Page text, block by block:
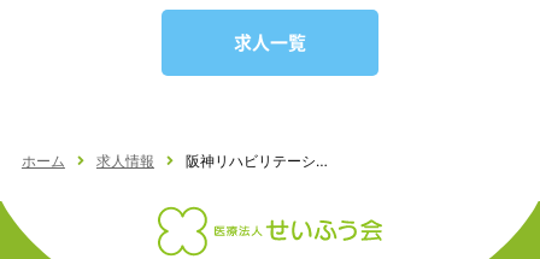
求人一覧
ホーム 求人情報 阪神リハビリテーション病院（介護職）正社員